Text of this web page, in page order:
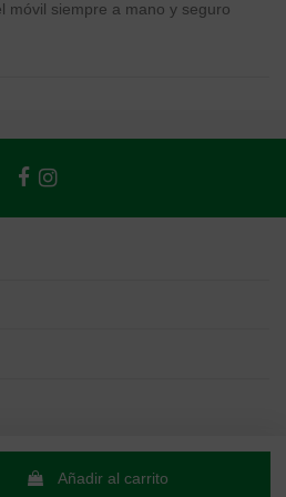
Añadir al carrito
móvil siempre a mano y seguro